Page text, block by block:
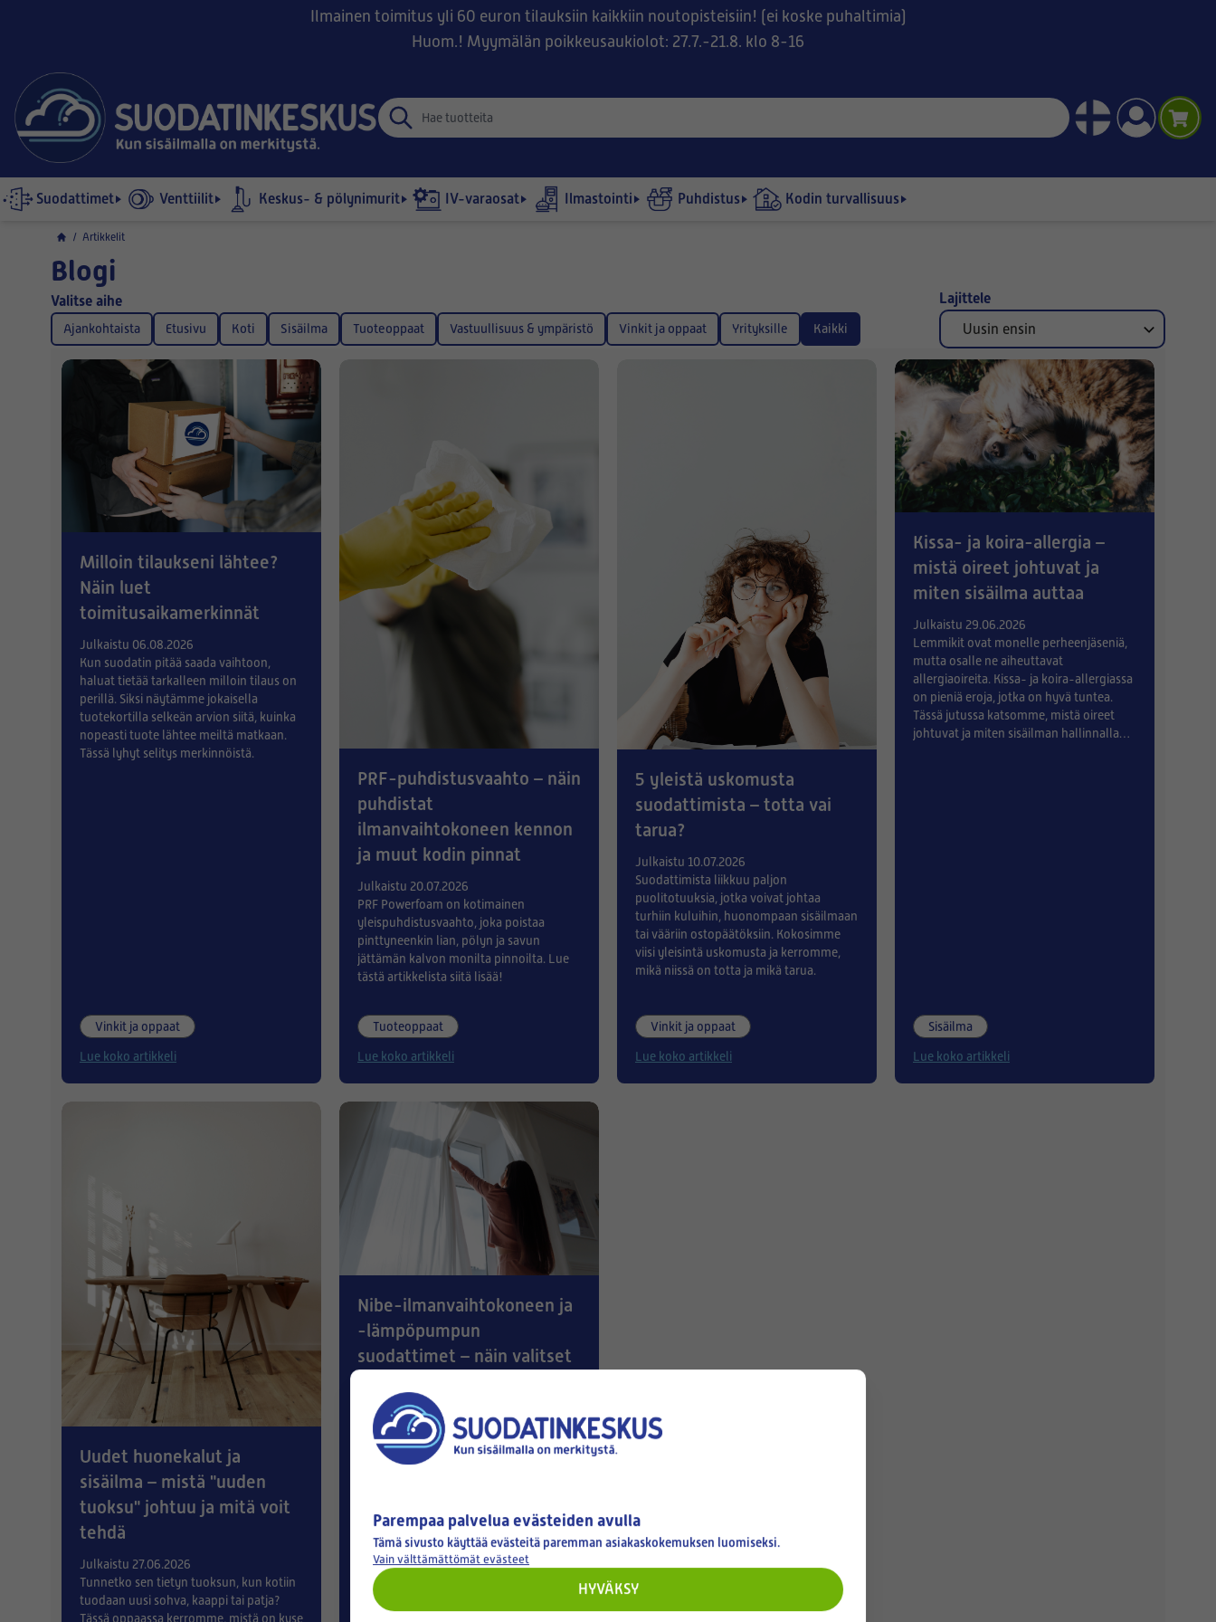
Ilmainen toimitus yli 60 euron tilauksiin kaikkiin noutopisteisiin! (ei koske puhaltimia)
Huom.! Myymälän poikkeusaukiolot: 27.7.-21.8. klo 8-16
Suodattimet Venttiilit Keskus- & pölynimurit IV-varaosat Ilmastointi Puhdistus Kodin turvallisuus
/ Artikkelit
Blogi
Valitse aihe
Ajankohtaista Etusivu Koti Sisäilma Tuoteoppaat Vastuullisuus & ympäristö Vinkit ja oppaat Yrityksille Kaikki
Lajittele
Milloin tilaukseni lähtee?
Näin luet
toimitusaikamerkinnät
Julkaistu 06.08.2026
Kun suodatin pitää saada vaihtoon,
haluat tietää tarkalleen milloin tilaus on
perillä. Siksi näytämme jokaisella
tuotekortilla selkeän arvion siitä, kuinka
nopeasti tuote lähtee meiltä matkaan.
Tässä lyhyt selitys merkinnöistä.
Vinkit ja oppaat
Lue koko artikkeli
PRF-puhdistusvaahto – näin
puhdistat
ilmanvaihtokoneen kennon
ja muut kodin pinnat
Julkaistu 20.07.2026
PRF Powerfoam on kotimainen
yleispuhdistusvaahto, joka poistaa
pinttyneenkin lian, pölyn ja savun
jättämän kalvon monilta pinnoilta. Lue
tästä artikkelista siitä lisää!
Tuoteoppaat
Lue koko artikkeli
5 yleistä uskomusta
suodattimista – totta vai
tarua?
Julkaistu 10.07.2026
Suodattimista liikkuu paljon
puolitotuuksia, jotka voivat johtaa
turhiin kuluihin, huonompaan sisäilmaan
tai vääriin ostopäätöksiin. Kokosimme
viisi yleisintä uskomusta ja kerromme,
mikä niissä on totta ja mikä tarua.
Vinkit ja oppaat
Lue koko artikkeli
Kissa- ja koira-allergia –
mistä oireet johtuvat ja
miten sisäilma auttaa
Julkaistu 29.06.2026
Lemmikit ovat monelle perheenjäseniä,
mutta osalle ne aiheuttavat
allergiaoireita. Kissa- ja koira-allergiassa
on pieniä eroja, jotka on hyvä tuntea.
Tässä jutussa katsomme, mistä oireet
johtuvat ja miten sisäilman hallinnalla
Sisäilma
Lue koko artikkeli
Uudet huonekalut ja
sisäilma – mistä "uuden
tuoksu" johtuu ja mitä voit
tehdä
Julkaistu 27.06.2026
Tunnetko sen tietyn tuoksun, kun kotiin
tuodaan uusi sohva, kaappi tai patja?
Tässä oppaassa kerromme, mistä on kyse
Nibe-ilmanvaihtokoneen ja
-lämpöpumpun
suodattimet – näin valitset
Julkaistu 25.06.2026
Nibe-suodattimet myydään usein
kätevinä pakkauksina (esim. 10 kpl).
Tässä yleisimmät mallit.
Parempaa palvelua evästeiden avulla
Tämä sivusto käyttää evästeitä paremman asiakaskokemuksen luomiseksi.
Vain välttämättömät evästeet
HYVÄKSY